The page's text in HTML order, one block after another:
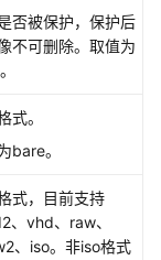
否被保护，保护后
不可删除。取值为
式。
bare。
式，目前支持
、vhd、raw、
、iso。 非iso格式